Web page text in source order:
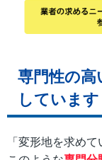
専門性の高
しています
「変形地を求め